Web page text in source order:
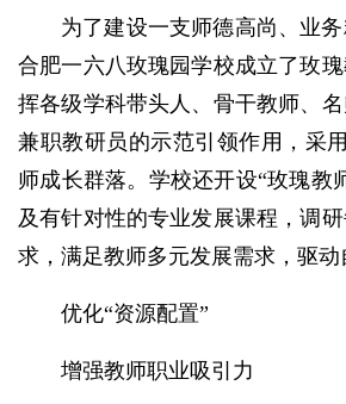
为了建设一支师德高尚、业
合肥一六八玫瑰园学校成立了玫
挥各级学科带头人、骨干教师、名
兼职教研员的示范引领作用，采
师成长群落。学校还开设“玫瑰教
及有针对性的专业发展课程，调
求，满足教师多元发展需求，驱动
优化“资源配置”
增强教师职业吸引力